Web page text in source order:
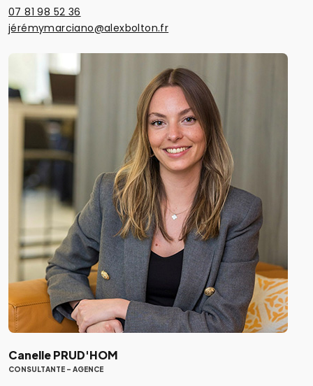
07 81 98 52 36
jérémymarciano@alexbolton.fr
Canelle PRUD'HOM
CONSULTANTE - AGENCE